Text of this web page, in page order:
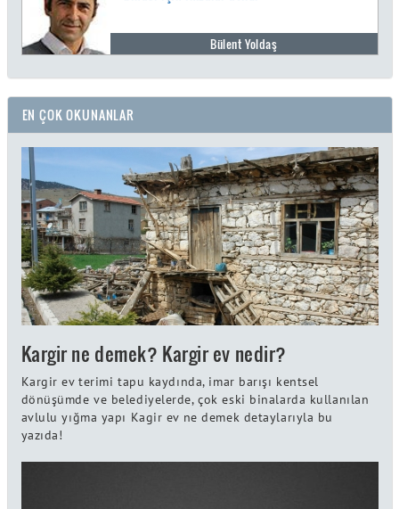
Bülent Yoldaş
EN ÇOK OKUNANLAR
Kargir ne demek? Kargir ev nedir?
Kargir ev terimi tapu kaydında, imar barışı kentsel
dönüşümde ve belediyelerde, çok eski binalarda kullanılan
avlulu yığma yapı Kagir ev ne demek detaylarıyla bu
yazıda!